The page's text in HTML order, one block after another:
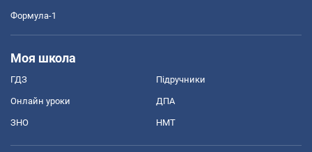
Формула-1
Моя школа
ГДЗ Підручники
Онлайн уроки ДПА
ЗНО НМТ